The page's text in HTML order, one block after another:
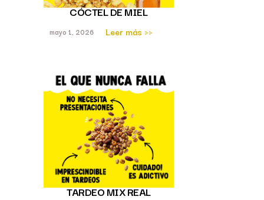
CÓCTEL DE MIEL
mayo 1, 2026 Leer más >>
TARDEO MIX REAL